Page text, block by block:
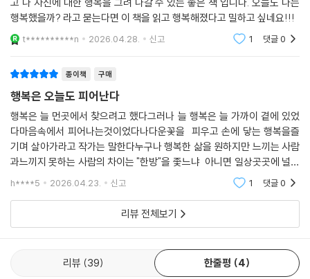
지금껏 가족을 위해 행복을 뒤로 미뤄온 사람에게, 열심히 살았는데도 무
언가 허전한 사람에게, 오늘 하루가 너무 조용하고 평이하게 느껴지는 사
람에게 이 책을 권한다. 책장을 덮고 나면 자연스레 깨닫게 될 것이다. 이미
작가의 말
인생은 단 한 번뿐이지만 행복은 그 안에서 수없이 피어날 수 있다. 한 방의
행복을 좇느라 방황하기보다 흩어져 있는 작은 꽃들을 발견하는 삶이 우리
에게 더 큰 충만을 준다. 행복은 강도가 아니라 빈도가 중요하다. 그대와 나
의 하루에 작은 행복들이 조용히, 그리고 끝없이 피어나기를 바란다.
행복했을까? 라고 묻는다면 이 책을 읽고 행복해졌다고 밀하고 싶네요!!!
t**********n 2026.04.28. 신고 1 댓글0
종이책 구매
행복은 오늘도 피어난다
행복은 늘 먼곳에서 찾으려고 했다그러나 늘 행복은 늘 가까이 곁에 있었
다마음속에서 피어나는것이었다나다운꽃을 피우고 손에 닿는 행복을즐
기며 살아가라고 작가는 말한다누구나 행복한 삶을 원하지만 느끼는 사람
과느끼지 못하는 사람의 차이는 "한방"을 좇느냐 아니면 일상곳곳에 널린
작은 조각을 발견하느냐에 달려있다행복은 강도보다 빈도라는 말이 생각
h****5 2026.04.23. 신고 1 댓글0
리뷰 전체보기
리뷰 39 한줄평 4